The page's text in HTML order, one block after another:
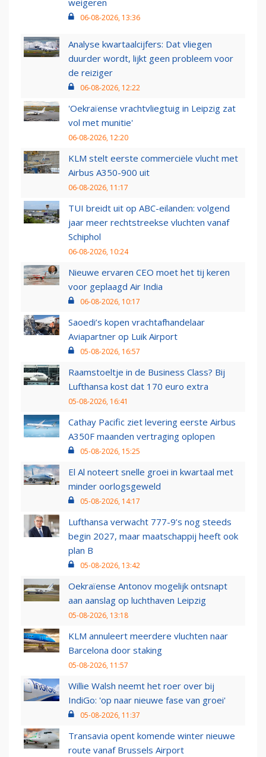
weigeren
06-08-2026, 13:36
Analyse kwartaalcijfers: Dat vliegen
duurder wordt, lijkt geen probleem voor
de reiziger
06-08-2026, 12:22
'Oekraïense vrachtvliegtuig in Leipzig zat
vol met munitie'
06-08-2026, 12:20
KLM stelt eerste commerciële vlucht met
Airbus A350-900 uit
06-08-2026, 11:17
TUI breidt uit op ABC-eilanden: volgend
jaar meer rechtstreekse vluchten vanaf
Schiphol
06-08-2026, 10:24
Nieuwe ervaren CEO moet het tij keren
voor geplaagd Air India
06-08-2026, 10:17
Saoedi’s kopen vrachtafhandelaar
Aviapartner op Luik Airport
05-08-2026, 16:57
Raamstoeltje in de Business Class? Bij
Lufthansa kost dat 170 euro extra
05-08-2026, 16:41
Cathay Pacific ziet levering eerste Airbus
A350F maanden vertraging oplopen
05-08-2026, 15:25
El Al noteert snelle groei in kwartaal met
minder oorlogsgeweld
05-08-2026, 14:17
Lufthansa verwacht 777-9’s nog steeds
begin 2027, maar maatschappij heeft ook
plan B
05-08-2026, 13:42
Oekraïense Antonov mogelijk ontsnapt
aan aanslag op luchthaven Leipzig
05-08-2026, 13:18
KLM annuleert meerdere vluchten naar
Barcelona door staking
05-08-2026, 11:57
Willie Walsh neemt het roer over bij
IndiGo: 'op naar nieuwe fase van groei'
05-08-2026, 11:37
Transavia opent komende winter nieuwe
route vanaf Brussels Airport